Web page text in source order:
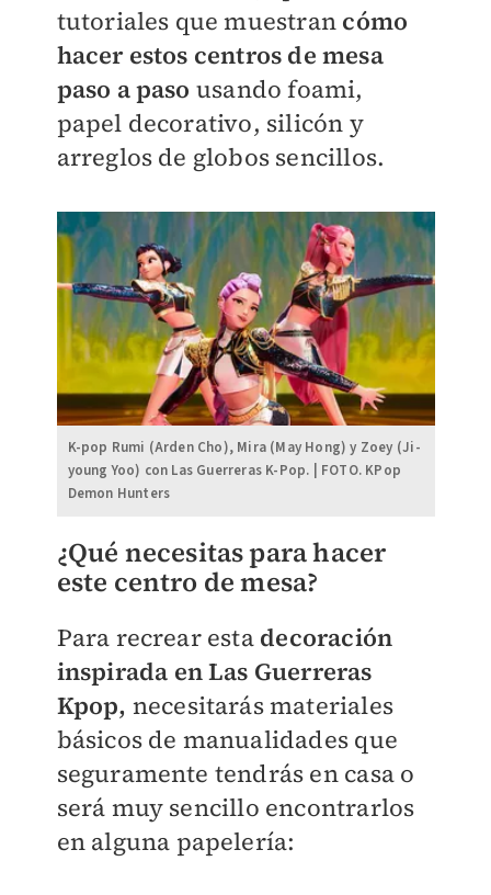
tutoriales que muestran cómo
hacer estos centros de mesa
paso a paso usando foami,
papel decorativo, silicón y
arreglos de globos sencillos.
K-pop Rumi (Arden Cho), Mira (May Hong) y Zoey (Ji-
young Yoo) con Las Guerreras K-Pop. | FOTO. KPop
Demon Hunters
¿Qué necesitas para hacer
este centro de mesa?
Para recrear esta decoración
inspirada en Las Guerreras
Kpop, necesitarás materiales
básicos de manualidades que
seguramente tendrás en casa o
será muy sencillo encontrarlos
en alguna papelería: